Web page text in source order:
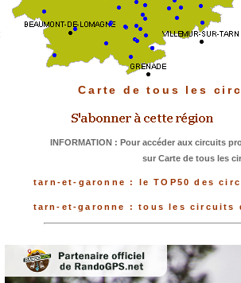
Carte de tous les
INFORMATION : Pour accéder aux circuits
sur Carte de tous les
tarn-et-garonne : le TOP50 des
tarn-et-garonne : tous les circuits